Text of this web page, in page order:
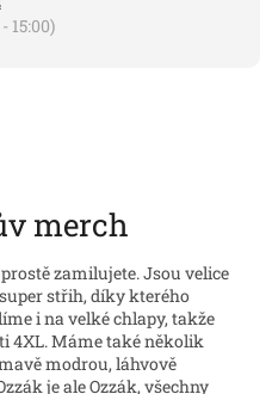
15:00)
merch
zamilujete. Jsou velice
střih, díky kterého
i na velké chlapy, takže
4XL. Máme také několik
modrou, láhvově
je ale Ozzák, všechny